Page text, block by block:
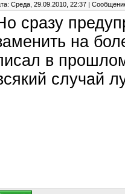
Среда, 29.09.2010, 22:37 |
сразу
на
в
случай